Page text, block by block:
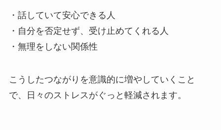
・話していて安心できる人
・自分を否定せず、受け止めてくれる人
・無理をしない関係性
こうしたつながりを意識的に増やしていくこと
で、日々のストレスがぐっと軽減されます。